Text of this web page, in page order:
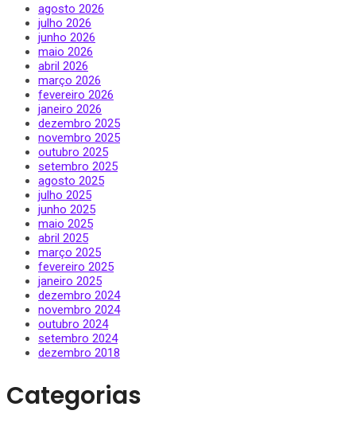
agosto 2026
julho 2026
junho 2026
maio 2026
abril 2026
março 2026
fevereiro 2026
janeiro 2026
dezembro 2025
novembro 2025
outubro 2025
setembro 2025
agosto 2025
julho 2025
junho 2025
maio 2025
abril 2025
março 2025
fevereiro 2025
janeiro 2025
dezembro 2024
novembro 2024
outubro 2024
setembro 2024
dezembro 2018
Categorias